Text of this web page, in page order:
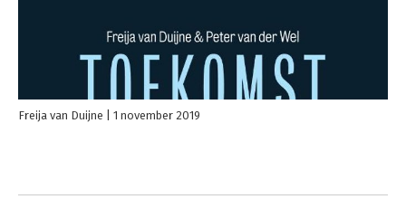
Freija van Duijne 1 november 2019